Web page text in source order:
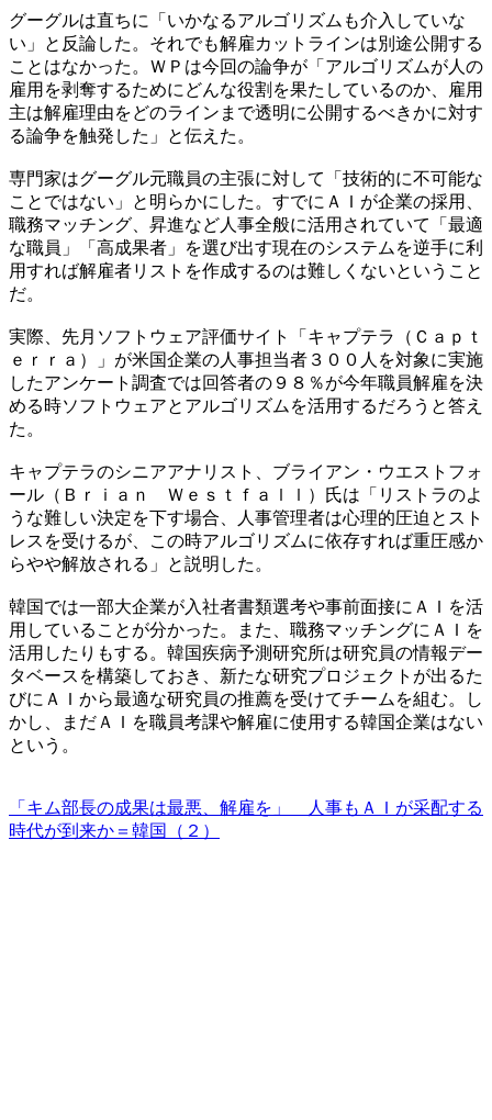
グーグルは直ちに「いかなるアルゴリズムも介入していな
い」と反論した。それでも解雇カットラインは別途公開する
ことはなかった。ＷＰは今回の論争が「アルゴリズムが人の
雇用を剥奪するためにどんな役割を果たしているのか、雇用
主は解雇理由をどのラインまで透明に公開するべきかに対す
る論争を触発した」と伝えた。
専門家はグーグル元職員の主張に対して「技術的に不可能な
ことではない」と明らかにした。すでにＡＩが企業の採用、
職務マッチング、昇進など人事全般に活用されていて「最適
な職員」「高成果者」を選び出す現在のシステムを逆手に利
用すれば解雇者リストを作成するのは難しくないということ
だ。
実際、先月ソフトウェア評価サイト「キャプテラ（Ｃａｐｔ
ｅｒｒａ）」が米国企業の人事担当者３００人を対象に実施
したアンケート調査では回答者の９８％が今年職員解雇を決
める時ソフトウェアとアルゴリズムを活用するだろうと答え
た。
キャプテラのシニアアナリスト、ブライアン・ウエストフォ
ール（Ｂｒｉａｎ Ｗｅｓｔｆａｌｌ）氏は「リストラのよ
うな難しい決定を下す場合、人事管理者は心理的圧迫とスト
レスを受けるが、この時アルゴリズムに依存すれば重圧感か
らやや解放される」と説明した。
韓国では一部大企業が入社者書類選考や事前面接にＡＩを活
用していることが分かった。また、職務マッチングにＡＩを
活用したりもする。韓国疾病予測研究所は研究員の情報デー
タベースを構築しておき、新たな研究プロジェクトが出るた
びにＡＩから最適な研究員の推薦を受けてチームを組む。し
かし、まだＡＩを職員考課や解雇に使用する韓国企業はない
という。
「キム部長の成果は最悪、解雇を」 人事もＡＩが采配する
時代が到来か＝韓国（２）